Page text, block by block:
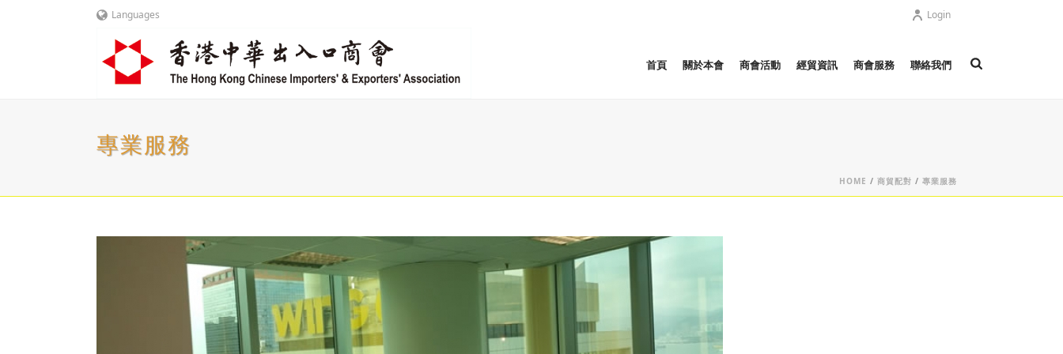
Languages Login
首頁 關於本會 商會活動 經貿資訊 商會服務 聯絡我們
專業服務
HOME / 商貿配對 / 專業服務